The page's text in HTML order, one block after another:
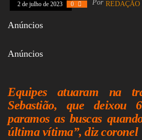
2 de julho de 2023 0 Por
Anúncios
Anúncios
Equipes atuaram na
Sebastião, que deixou
paramos as buscas
última vítima”, diz coronel